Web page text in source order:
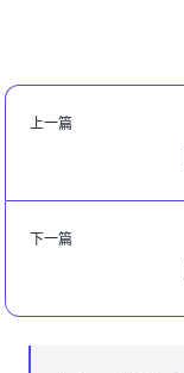
上一篇
下一篇